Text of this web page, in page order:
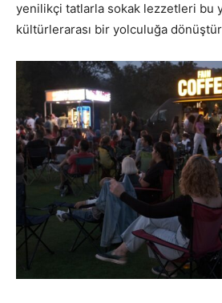
yenilikçi tatlarla sokak lezzetleri bu
kültürlerarası bir yolculuğa